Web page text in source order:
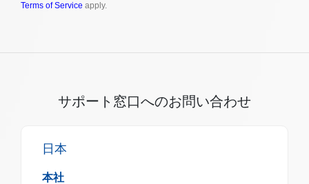
Terms of Service apply.
サポート窓口へのお問い合わせ
日本
本社